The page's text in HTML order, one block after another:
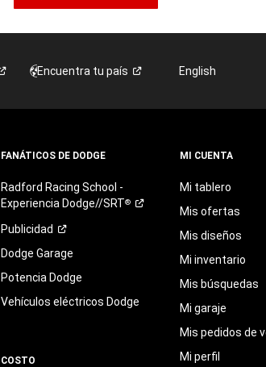
Encuentra tu país English
FANÁTICOS DE DODGE
Radford Racing School -
Experiencia Dodge//SRT®
Publicidad
Dodge Garage
Potencia Dodge
Vehículos eléctricos Dodge
COSTO
MI CUENTA
Mi tablero
Mis ofertas
Mis diseños
Mi inventario
Mis búsquedas
Mi garaje
Mis pedidos de
Mi perfil